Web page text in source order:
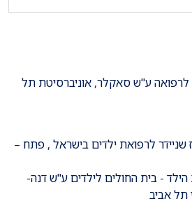
ע"ש סאקלר, אוניברסיטת תל
שניידר לרפואת ילדים בישראל , פתח –
הילד - בית החולים לילדים ע"ש דנה-
תל אביב